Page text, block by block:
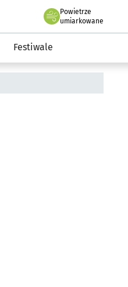
Powietrze
we Wrocławiu
umiarkowane
Festiwale